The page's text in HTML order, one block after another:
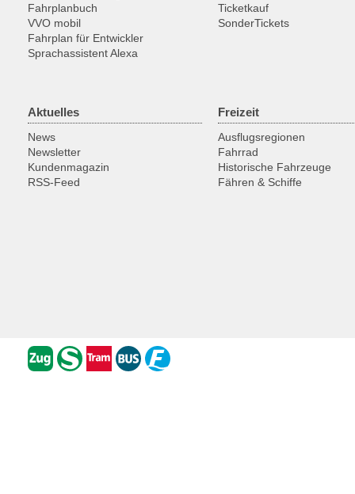
Fahrplanbuch
VVO mobil
Fahrplan für Entwickler
Sprachassistent Alexa
Ticketkauf
SonderTickets
Aktuelles
News
Newsletter
Kundenmagazin
RSS-Feed
Freizeit
Ausflugsregionen
Fahrrad
Historische Fahrzeuge
Fähren & Schiffe